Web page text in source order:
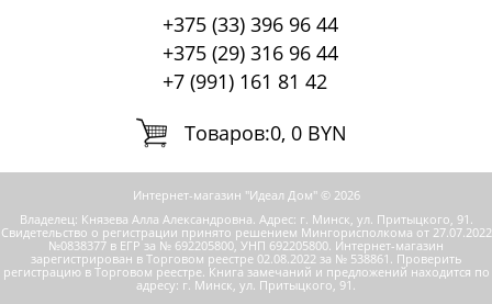
+375 (33) 396 96 44
+375 (29) 316 96 44
+7 (991) 161 81 42
Tоваров:0, 0 BYN
Интернет-магазин "Идеал Дом" © 2026
Владелец: Князева Алла Александровна. Адрес: г. Минск, ул. Притыцкого, 91.
Свидетельство о регистрации принято решением Мингорисполкома от 27.07.2022
№0838377 в ЕГР за № 692205800, УНП 692205800. Интернет-магазин
зарегистрирован в Торговом реестре 02.08.2022 за № 538861. Проверить
регистрацию в Торговом реестре. Книга замечаний и предложений находится по
адресу: г. Минск, ул. Притыцкого, 91.